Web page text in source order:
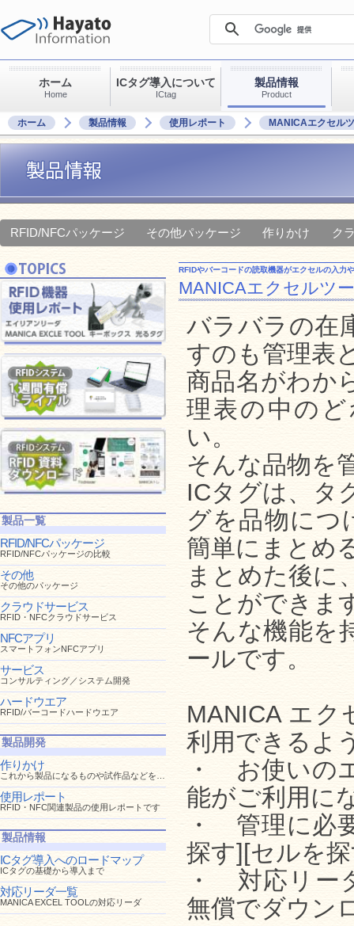
ホーム
Home
ICタグ導入について
ICtag
製品情報
Product
ホーム 製品情報 使用レポート MANICAエクセル
RFID/NFCパッケージ その他パッケージ 作りかけ ク
製品一覧
RFID/NFCパッケージ
RFID/NFCパッケージの比較
その他
その他のパッケージ
クラウドサービス
RFID・NFCクラウドサービス
NFCアプリ
スマートフォンNFCアプリ
サービス
コンサルティング／システム開発
ハードウエア
RFID/バーコードハードウエア
製品開発
作りかけ
これから製品になるものや試作品などを紹介
使用レポート
RFID・NFC関連製品の使用レポートです
製品情報
ICタグ導入へのロードマップ
ICタグの基礎から導入まで
対応リーダ一覧
MANICA EXCEL TOOLの対応リーダ
RFIDやバーコードの読取機器がエクセルの入力
MANICAエクセルツ
バラバラの在
すのも管理表
商品名がわか
理表の中の
い。
そんな品物を
ICタグは、タ
グを品物につ
簡単にまとめ
まとめた後に
ことができま
そんな機能を
ールです。
MANICA エ
利用できるよ
・ お使いの
能がご利用に
・ 管理に必
探す][セルを
・ 対応リー
無償でダウン